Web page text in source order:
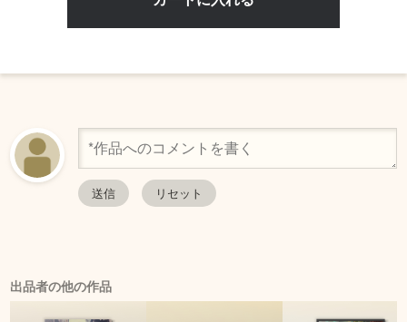
出品者の他の作品